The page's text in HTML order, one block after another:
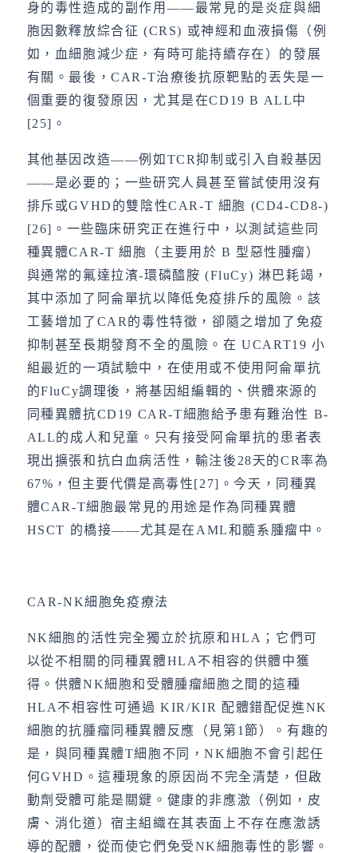
身的毒性造成的副作用——最常見的是炎症與細
胞因數釋放綜合征 (CRS) 或神經和血液損傷（例
如，血細胞減少症，有時可能持續存在）的發展
有關。最後，CAR-T治療後抗原靶點的丟失是一
個重要的復發原因，尤其是在CD19 B ALL中
[25]。
其他基因改造——例如TCR抑制或引入自殺基因
——是必要的；一些研究人員甚至嘗試使用沒有
排斥或GVHD的雙陰性CAR-T 細胞 (CD4-CD8-)
[26]。一些臨床研究正在進行中，以測試這些同
種異體CAR-T 細胞（主要用於 B 型惡性腫瘤）
與通常的氟達拉濱-環磷醯胺 (FluCy) 淋巴耗竭，
其中添加了阿侖單抗以降低免疫排斥的風險。該
工藝增加了CAR的毒性特徵，卻隨之增加了免疫
抑制甚至長期發育不全的風險。在 UCART19 小
組最近的一項試驗中，在使用或不使用阿侖單抗
的FluCy調理後，將基因組編輯的、供體來源的
同種異體抗CD19 CAR-T細胞給予患有難治性 B-
ALL的成人和兒童。只有接受阿侖單抗的患者表
現出擴張和抗白血病活性，輸注後28天的CR率為
67%，但主要代價是高毒性[27]。今天，同種異
體CAR-T細胞最常見的用途是作為同種異體
HSCT 的橋接——尤其是在AML和髓系腫瘤中。
CAR-NK細胞免疫療法
NK細胞的活性完全獨立於抗原和HLA；它們可
以從不相關的同種異體HLA不相容的供體中獲
得。供體NK細胞和受體腫瘤細胞之間的這種
HLA不相容性可通過 KIR/KIR 配體錯配促進NK
細胞的抗腫瘤同種異體反應（見第1節）。有趣的
是，與同種異體T細胞不同，NK細胞不會引起任
何GVHD。這種現象的原因尚不完全清楚，但啟
動劑受體可能是關鍵。健康的非應激（例如，皮
膚、消化道）宿主組織在其表面上不存在應激誘
導的配體，從而使它們免受NK細胞毒性的影響。